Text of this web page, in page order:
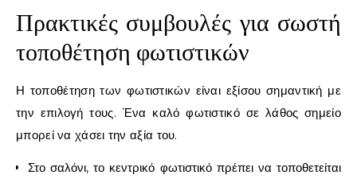
Πρακτικές συμβουλές για σωστή
τοποθέτηση φωτιστικών
Η τοποθέτηση των φωτιστικών είναι εξίσου σημαντική με
την επιλογή τους. Ένα καλό φωτιστικό σε λάθος σημείο
μπορεί να χάσει την αξία του.
Στο σαλόνι, το κεντρικό φωτιστικό πρέπει να τοποθετείται